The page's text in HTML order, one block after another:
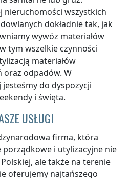
nieruchomości wszystkich
dokładnie tak, jak
wywóz materiałów
tym wszelkie czynności
materiałów
oraz odpadów. W
jesteśmy do dyspozycji
i święta.
USŁUGI
firma, która
i utylizacyjne nie
, ale także na terenie
oferujemy najtańszego